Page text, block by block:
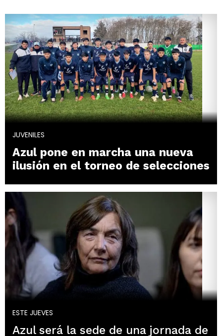
JUVENILES
Azul pone en marcha una nueva
ilusión en el torneo de selecciones
ESTE JUEVES
Azul será la sede de una jornada de